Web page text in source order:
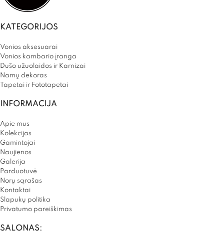
KATEGORIJOS
Vonios aksesuarai
Vonios kambario įranga
Dušo užuolaidos ir Karnizai
Namų dekoras
Tapetai ir Fototapetai
INFORMACIJA
Apie mus
Kolekcijas
Gamintojai
Naujienos
Galerija
Parduotuvė
Norų sąrašas
Kontaktai
Slapukų politika
Privatumo pareiškimas
SALONAS: